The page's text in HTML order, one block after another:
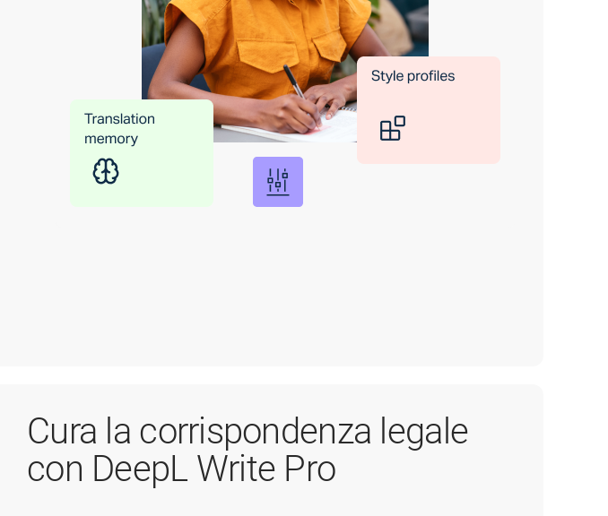
Cura la corrispondenza legale
con DeepL Write Pro